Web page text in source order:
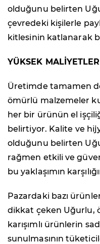
olduğunu belirten
çevredeki kişilerle
kitlesinin katlanarak
YÜKSEK
Üretimde tamamen
ömürlü malzemeler
her bir ürünün el
belirtiyor. Kalite ve
olduğunu belirten
rağmen etkili ve
bu yaklaşımın
Pazardaki bazı
dikkat çeken Uğurlu,
karışımlı ürünlerin
sunulmasının